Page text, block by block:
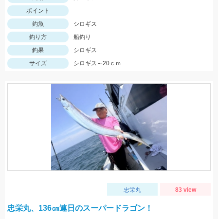
ポイント
釣魚
シロギス
釣り方
船釣り
釣果
シロギス
サイズ
シロギス～20ｃｍ
忠栄丸 83 view
忠栄丸、136㎝連日のスーパードラゴン！